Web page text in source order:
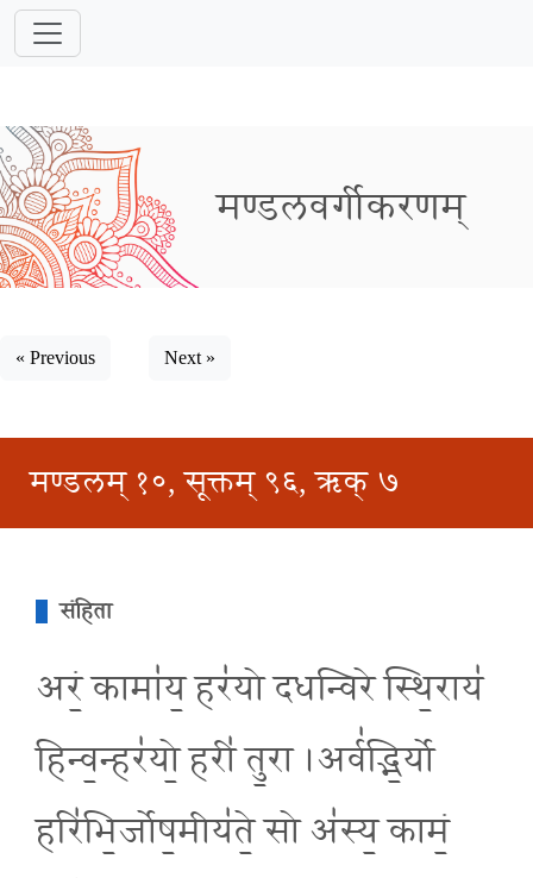
मण्डलवर्गीकरणम्
« Previous Next »
मण्डलम् १०, सूक्तम् ९६, ऋक् ७
संहिता
अरं॒ कामा॑य॒ हर॑यो दधन्विरे स्थि॒राय॑
हिन्व॒न्हर॑यो॒ हरी॑ तु॒रा ।अर्व॑द्भि॒र्यो
हरि॑भि॒र्जोष॒मीय॑ते॒ सो अ॑स्य॒ कामं॒